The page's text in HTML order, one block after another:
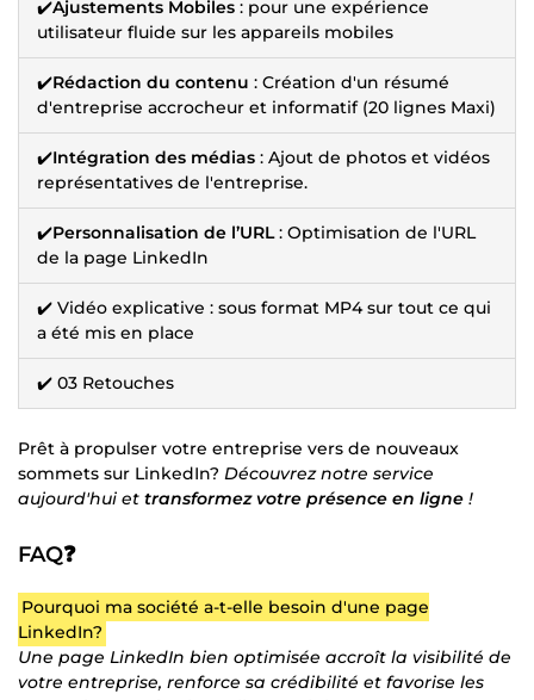
✔️Ajustements Mobiles : pour une expérience
utilisateur fluide sur les appareils mobiles
✔️Rédaction du contenu : Création d'un résumé
d'entreprise accrocheur et informatif (20 lignes Maxi)
✔️Intégration des médias : Ajout de photos et vidéos
représentatives de l'entreprise.
✔️Personnalisation de l’URL: Optimisation de l'URL
de la page LinkedIn
✔️ Vidéo explicative : sous format MP4 sur tout ce qui
a été mis en place
✔️ 03 Retouches
Prêt à propulser votre entreprise vers de nouveaux
sommets sur LinkedIn? Découvrez notre service
aujourd'hui et transformez votre présence en ligne !
FAQ❓
Pourquoi ma société a-t-elle besoin d'une page
LinkedIn?
Une page LinkedIn bien optimisée accroît la visibilité de
votre entreprise, renforce sa crédibilité et favorise les